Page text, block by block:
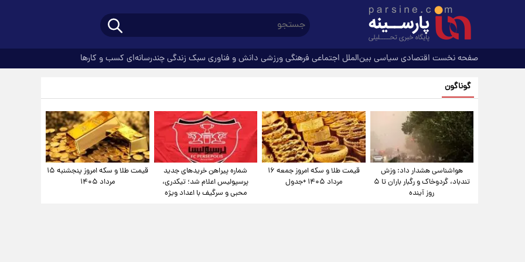
صفحه نخست اقتصادی سیاسی بین‌الملل اجتماعی فرهنگیورزشی دانش و فناوری سبک زندگیچندرسانه‌ای کسب و کارها
گوناگون
هواشناسی هشدار داد: وزش
تندباد، گردوخاک و رگبار باران تا ۵
روز آینده
قیمت طلا و سکه امروز جمعه ۱۶
مرداد ۱۴۰۵ +جدول
شماره پیراهن خریدهای جدید
پرسپولیس اعلام شد؛ تیکدری،
محبی و سرگیف با اعداد ویژه
قیمت طلا و سکه امروز پنجشنبه ۱۵
مرداد ۱۴۰۵